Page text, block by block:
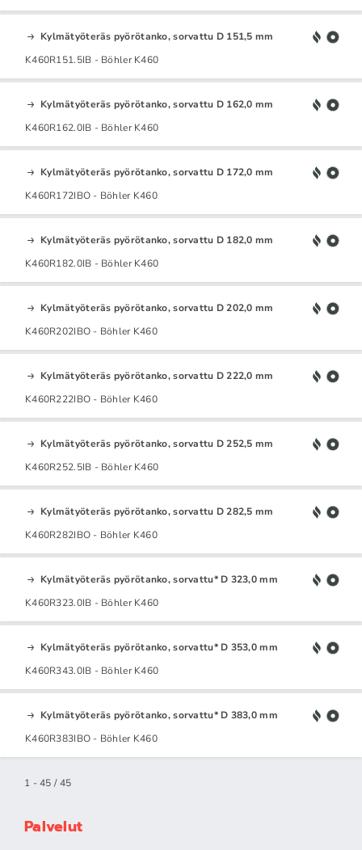
Kylmätyöteräs pyörötanko, sorvattu D 151,5 mm
K460R151.5IB - Böhler K460
Kylmätyöteräs pyörötanko, sorvattu D 162,0 mm
K460R162.0IB - Böhler K460
Kylmätyöteräs pyörötanko, sorvattu D 172,0 mm
K460R172IBO - Böhler K460
Kylmätyöteräs pyörötanko, sorvattu D 182,0 mm
K460R182.0IB - Böhler K460
Kylmätyöteräs pyörötanko, sorvattu D 202,0 mm
K460R202IBO - Böhler K460
Kylmätyöteräs pyörötanko, sorvattu D 222,0 mm
K460R222IBO - Böhler K460
Kylmätyöteräs pyörötanko, sorvattu D 252,5 mm
K460R252.5IB - Böhler K460
Kylmätyöteräs pyörötanko, sorvattu D 282,5 mm
K460R282IBO - Böhler K460
Kylmätyöteräs pyörötanko, sorvattu* D 323,0 mm
K460R323.0IB - Böhler K460
Kylmätyöteräs pyörötanko, sorvattu* D 353,0 mm
K460R343.0IB - Böhler K460
Kylmätyöteräs pyörötanko, sorvattu* D 383,0 mm
K460R383IBO - Böhler K460
1 - 45 / 45
Palvelut